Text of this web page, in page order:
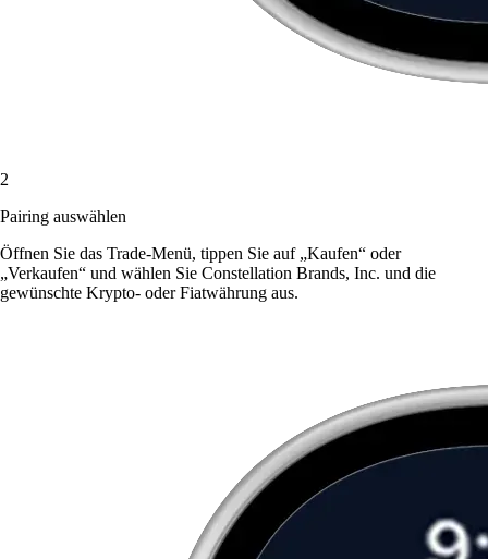
2
Pairing auswählen
Öffnen Sie das Trade-Menü, tippen Sie auf „Kaufen“ oder
„Verkaufen“ und wählen Sie Constellation Brands, Inc. und die
gewünschte Krypto- oder Fiatwährung aus.